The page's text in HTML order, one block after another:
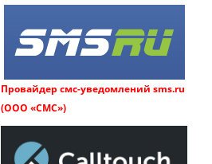
Провайдер смс-уведомлений sms.ru
(ООО «СМС»)